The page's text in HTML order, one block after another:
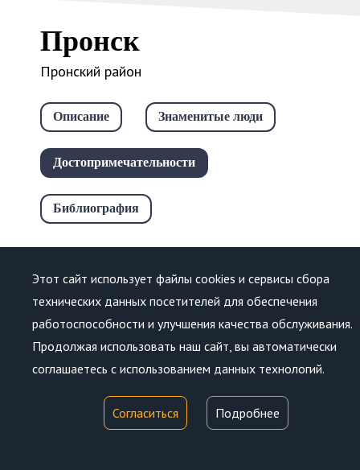
Пронск
Пронский район
Описание Знаменитые люди
Достопримечательности
Библиография
Этот сайт использует файлы cookies и сервисы сбора
технических данных посетителей для обеспечения
работоспособности и улучшения качества обслуживания.
Продолжая использовать наш сайт, вы автоматически
соглашаетесь с использованием данных технологий.
Согласиться Подробнее